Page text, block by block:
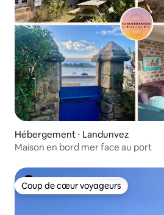
Hébergement ⋅ Landunvez
Maison en bord mer face au port
Coup de cœur voyageurs
Coup de cœur voyageurs